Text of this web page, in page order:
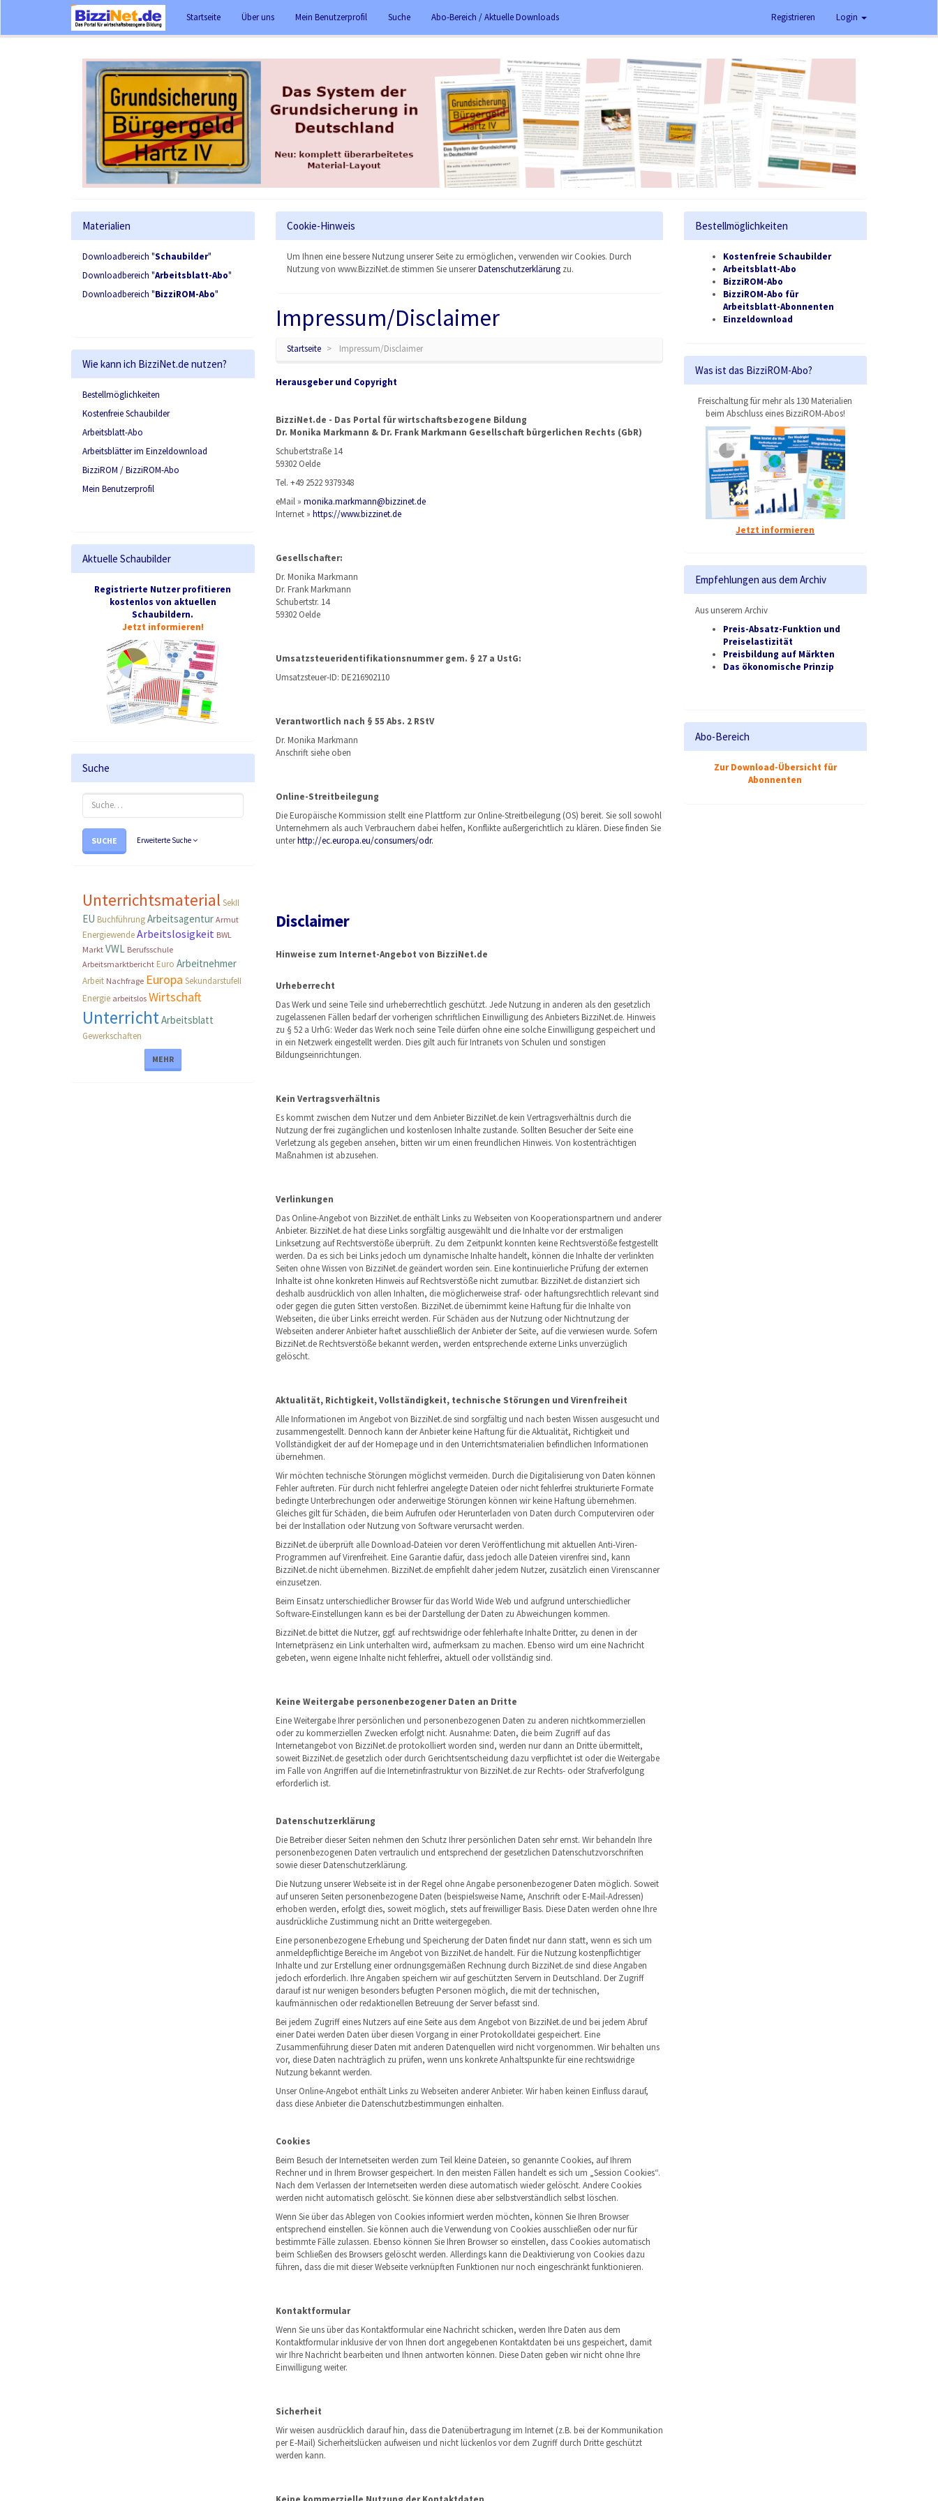
Startseite Über uns Mein Benutzerprofil Suche Abo-Bereich / Aktuelle Downloads Registrieren Login
Materialien
Downloadbereich "Schaubilder"
Downloadbereich "Arbeitsblatt-Abo"
Downloadbereich "BizziROM-Abo"
Wie kann ich BizziNet.de nutzen?
Bestellmöglichkeiten
Kostenfreie Schaubilder
Arbeitsblatt-Abo
Arbeitsblätter im Einzeldownload
BizziROM / BizziROM-Abo
Mein Benutzerprofil
Aktuelle Schaubilder
Registrierte Nutzer profitieren
kostenlos von aktuellen
Schaubildern.
Jetzt informieren!
Suche
SUCHE Erweiterte Suche
Unterrichtsmaterial SekII
EU BuchführungArbeitsagentur Armut
EnergiewendeArbeitslosigkeit BWL
Markt VWL Berufsschule
Arbeitsmarktbericht Euro Arbeitnehmer
Arbeit Nachfrage Europa SekundarstufeII
Energie arbeitslos Wirtschaft
UnterrichtArbeitsblatt
Gewerkschaften
MEHR
Cookie-Hinweis
Um Ihnen eine bessere Nutzung unserer Seite zu ermöglichen, verwenden wir Cookies. Durch
Nutzung von www.BizziNet.de stimmen Sie unsererDatenschutzerklärungzu.
Impressum/Disclaimer
Startseite Impressum/Disclaimer
Herausgeber und Copyright
BizziNet.de - Das Portal für wirtschaftsbezogene Bildung
Dr. Monika Markmann & Dr. Frank Markmann Gesellschaft bürgerlichen Rechts (GbR)
Schubertstraße 14
59302 Oelde
Tel. +49 2522 9379348
eMail » monika.markmann@bizzinet.de
Internet » https://www.bizzinet.de
Gesellschafter:
Dr. Monika Markmann
Dr. Frank Markmann
Schubertstr. 14
59302 Oelde
Umsatzsteueridentifikationsnummer gem. § 27 a UstG:
Umsatzsteuer-ID: DE216902110
Verantwortlich nach § 55 Abs. 2 RStV
Dr. Monika Markmann
Anschrift siehe oben
Online-Streitbeilegung
Die Europäische Kommission stellt eine Plattform zur Online-Streitbeilegung (OS) bereit. Sie soll sowohl
Unternehmern als auch Verbrauchern dabei helfen, Konflikte außergerichtlich zu klären. Diese finden Sie
unterhttp://ec.europa.eu/consumers/odr.
Disclaimer
Hinweise zum Internet-Angebot von BizziNet.de
Urheberrecht
Das Werk und seine Teile sind urheberrechtlich geschützt. Jede Nutzung in anderen als den gesetzlich
zugelassenen Fällen bedarf der vorherigen schriftlichen Einwilligung des Anbieters BizziNet.de. Hinweis
zu § 52 a UrhG: Weder das Werk noch seine Teile dürfen ohne eine solche Einwilligung gespeichert und
in ein Netzwerk eingestellt werden. Dies gilt auch für Intranets von Schulen und sonstigen
Bildungseinrichtungen.
Kein Vertragsverhältnis
Es kommt zwischen dem Nutzer und dem Anbieter BizziNet.de kein Vertragsverhältnis durch die
Nutzung der frei zugänglichen und kostenlosen Inhalte zustande. Sollten Besucher der Seite eine
Verletzung als gegeben ansehen, bitten wir um einen freundlichen Hinweis. Von kostenträchtigen
Maßnahmen ist abzusehen.
Verlinkungen
Das Online-Angebot von BizziNet.de enthält Links zu Webseiten von Kooperationspartnern und anderer
Anbieter. BizziNet.de hat diese Links sorgfältig ausgewählt und die Inhalte vor der erstmaligen
Linksetzung auf Rechtsverstöße überprüft. Zu dem Zeitpunkt konnten keine Rechtsverstöße festgestellt
werden. Da es sich bei Links jedoch um dynamische Inhalte handelt, können die Inhalte der verlinkten
Seiten ohne Wissen von BizziNet.de geändert worden sein. Eine kontinuierliche Prüfung der externen
Inhalte ist ohne konkreten Hinweis auf Rechtsverstöße nicht zumutbar. BizziNet.de distanziert sich
deshalb ausdrücklich von allen Inhalten, die möglicherweise straf- oder haftungsrechtlich relevant sind
oder gegen die guten Sitten verstoßen. BizziNet.de übernimmt keine Haftung für die Inhalte von
Webseiten, die über Links erreicht werden. Für Schäden aus der Nutzung oder Nichtnutzung der
Webseiten anderer Anbieter haftet ausschließlich der Anbieter der Seite, auf die verwiesen wurde. Sofern
BizziNet.de Rechtsverstöße bekannt werden, werden entsprechende externe Links unverzüglich
gelöscht.
Aktualität, Richtigkeit, Vollständigkeit, technische Störungen und Virenfreiheit
Alle Informationen im Angebot von BizziNet.de sind sorgfältig und nach besten Wissen ausgesucht und
zusammengestellt. Dennoch kann der Anbieter keine Haftung für die Aktualität, Richtigkeit und
Vollständigkeit der auf der Homepage und in den Unterrichtsmaterialien befindlichen Informationen
übernehmen.
Wir möchten technische Störungen möglichst vermeiden. Durch die Digitalisierung von Daten können
Fehler auftreten. Für durch nicht fehlerfrei angelegte Dateien oder nicht fehlerfrei strukturierte Formate
bedingte Unterbrechungen oder anderweitige Störungen können wir keine Haftung übernehmen.
Gleiches gilt für Schäden, die beim Aufrufen oder Herunterladen von Daten durch Computerviren oder
bei der Installation oder Nutzung von Software verursacht werden.
BizziNet.de überprüft alle Download-Dateien vor deren Veröffentlichung mit aktuellen Anti-Viren-
Programmen auf Virenfreiheit. Eine Garantie dafür, dass jedoch alle Dateien virenfrei sind, kann
BizziNet.de nicht übernehmen. BizziNet.de empfiehlt daher jedem Nutzer, zusätzlich einen Virenscanner
einzusetzen.
Beim Einsatz unterschiedlicher Browser für das World Wide Web und aufgrund unterschiedlicher
Software-Einstellungen kann es bei der Darstellung der Daten zu Abweichungen kommen.
BizziNet.de bittet die Nutzer, ggf. auf rechtswidrige oder fehlerhafte Inhalte Dritter, zu denen in der
Internetpräsenz ein Link unterhalten wird, aufmerksam zu machen. Ebenso wird um eine Nachricht
gebeten, wenn eigene Inhalte nicht fehlerfrei, aktuell oder vollständig sind.
Keine Weitergabe personenbezogener Daten an Dritte
Eine Weitergabe Ihrer persönlichen und personenbezogenen Daten zu anderen nichtkommerziellen
oder zu kommerziellen Zwecken erfolgt nicht. Ausnahme: Daten, die beim Zugriff auf das
Internetangebot von BizziNet.de protokolliert worden sind, werden nur dann an Dritte übermittelt,
soweit BizziNet.de gesetzlich oder durch Gerichtsentscheidung dazu verpflichtet ist oder die Weitergabe
im Falle von Angriffen auf die Internetinfrastruktur von BizziNet.de zur Rechts- oder Strafverfolgung
erforderlich ist.
Datenschutzerklärung
Die Betreiber dieser Seiten nehmen den Schutz Ihrer persönlichen Daten sehr ernst. Wir behandeln Ihre
personenbezogenen Daten vertraulich und entsprechend der gesetzlichen Datenschutzvorschriften
sowie dieser Datenschutzerklärung.
Die Nutzung unserer Webseite ist in der Regel ohne Angabe personenbezogener Daten möglich. Soweit
auf unseren Seiten personenbezogene Daten (beispielsweise Name, Anschrift oder E-Mail-Adressen)
erhoben werden, erfolgt dies, soweit möglich, stets auf freiwilliger Basis. Diese Daten werden ohne Ihre
ausdrückliche Zustimmung nicht an Dritte weitergegeben.
Eine personenbezogene Erhebung und Speicherung der Daten findet nur dann statt, wenn es sich um
anmeldepflichtige Bereiche im Angebot von BizziNet.de handelt. Für die Nutzung kostenpflichtiger
Inhalte und zur Erstellung einer ordnungsgemäßen Rechnung durch BizziNet.de sind diese Angaben
jedoch erforderlich. Ihre Angaben speichern wir auf geschützten Servern in Deutschland. Der Zugriff
darauf ist nur wenigen besonders befugten Personen möglich, die mit der technischen,
kaufmännischen oder redaktionellen Betreuung der Server befasst sind.
Bei jedem Zugriff eines Nutzers auf eine Seite aus dem Angebot von BizziNet.de und bei jedem Abruf
einer Datei werden Daten über diesen Vorgang in einer Protokolldatei gespeichert. Eine
Zusammenführung dieser Daten mit anderen Datenquellen wird nicht vorgenommen. Wir behalten uns
vor, diese Daten nachträglich zu prüfen, wenn uns konkrete Anhaltspunkte für eine rechtswidrige
Nutzung bekannt werden.
Unser Online-Angebot enthält Links zu Webseiten anderer Anbieter. Wir haben keinen Einfluss darauf,
dass diese Anbieter die Datenschutzbestimmungen einhalten.
Cookies
Beim Besuch der Internetseiten werden zum Teil kleine Dateien, so genannte Cookies, auf Ihrem
Rechner und in Ihrem Browser gespeichert. In den meisten Fällen handelt es sich um „Session Cookies“.
Nach dem Verlassen der Internetseiten werden diese automatisch wieder gelöscht. Andere Cookies
werden nicht automatisch gelöscht. Sie können diese aber selbstverständlich selbst löschen.
Wenn Sie über das Ablegen von Cookies informiert werden möchten, können Sie Ihren Browser
entsprechend einstellen. Sie können auch die Verwendung von Cookies ausschließen oder nur für
bestimmte Fälle zulassen. Ebenso können Sie Ihren Browser so einstellen, dass Cookies automatisch
beim Schließen des Browsers gelöscht werden. Allerdings kann die Deaktivierung von Cookies dazu
führen, dass die mit dieser Webseite verknüpften Funktionen nur noch eingeschränkt funktionieren.
Kontaktformular
Wenn Sie uns über das Kontaktformular eine Nachricht schicken, werden Ihre Daten aus dem
Kontaktformular inklusive der von Ihnen dort angegebenen Kontaktdaten bei uns gespeichert, damit
wir Ihre Nachricht bearbeiten und Ihnen antworten können. Diese Daten geben wir nicht ohne Ihre
Einwilligung weiter.
Sicherheit
Wir weisen ausdrücklich darauf hin, dass die Datenübertragung im Internet (z.B. bei der Kommunikation
per E-Mail) Sicherheitslücken aufweisen und nicht lückenlos vor dem Zugriff durch Dritte geschützt
werden kann.
Bestellmöglichkeiten
Kostenfreie Schaubilder
Arbeitsblatt-Abo
BizziROM-Abo
BizziROM-Abo für
Arbeitsblatt-Abonnenten
Einzeldownload
Was ist das BizziROM-Abo?
Freischaltung für mehr als 130 Materialien
beim Abschluss eines BizziROM-Abos!
Jetzt informieren
Empfehlungen aus dem Archiv
Aus unserem Archiv
Preis-Absatz-Funktion und
Preiselastizität
Preisbildung auf Märkten
Das ökonomische Prinzip
Abo-Bereich
Zur Download-Übersicht für
Abonnenten